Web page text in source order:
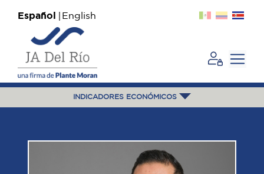
Español English
INDICADORES ECONÓMICOS